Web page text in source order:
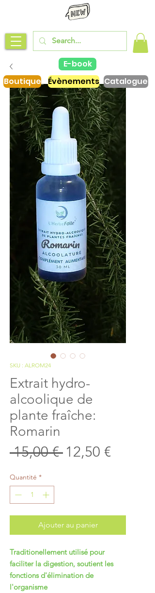
E-book
Boutique
Évènements Catalogue
SKU : ALROM24
Extrait hydro-
alcoolique de
plante fraîche:
Romarin
15,00 € Prix
12,50 €
Quantité *
Ajouter au panier
Traditionellement utilisé pour
faciliter la digestion, soutient les
fonctions d'élimination de
l'organisme